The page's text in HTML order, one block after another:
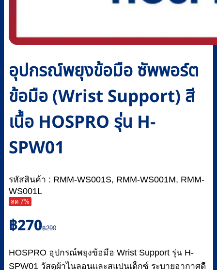
อุปกรณ์พยุงข้อมือ ซัพพอร์ต
ข้อมือ (Wrist Support) สี
เนื้อ HOSPRO รุ่น H-
SPW01
รหัสสินค้า : RMM-WS001S, RMM-WS001M, RMM-
WS001L
ลด 7%
฿290
Original
price
฿290.
฿270
Current
price
฿270.
HOSPRO อุปกรณ์พยุงข้อมือ Wrist Support รุ่น H-
SPW01 วัสดุผ้าไนลอนและสแปนเด็กซ์ ระบายอากาศดี